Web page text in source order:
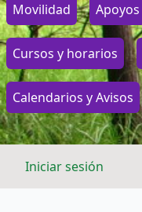
Movilidad Apoyos
Cursos y horarios
Calendarios y Avisos
Iniciar sesión